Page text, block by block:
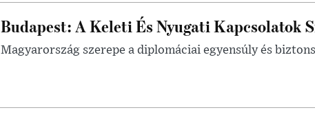
Budapest: A Keleti És Nyugati Kapcsolatok
Magyarország szerepe a diplomáciai egyensúly és